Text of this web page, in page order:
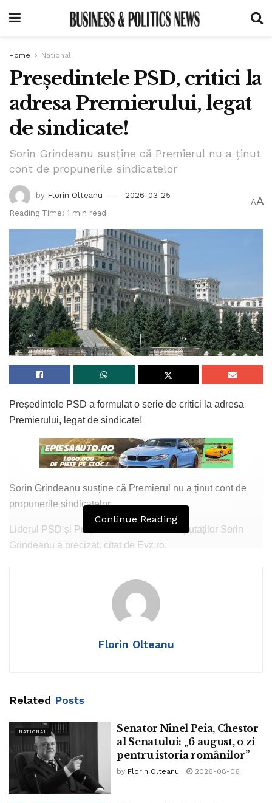
Home National
Președintele PSD, critici la
adresa Premierului, legat
de sindicate!
Sorin Grindeanu susține că Premierul nu a ținut
cont de propunerile sindicatelor
by Florin Olteanu
2026-03-25
Reading Time: 1 min read
AA
Președintele PSD a formulat o serie de critici la adresa
Premierului, legat de sindicate!
Sorin Grindeanu susține că Premierul nu a ținut cont de
propunerile sindicatelor
Liderul PSD și Președintele Camerei Deputaților Sorin
Grindeanu a precizat, citat de Evz.ro:
întâlnirea pe care am avut-o astăzi la Parlament, este lipsa
dialogului real cu premierul Bolojan. Liderii principalelor
confederaţii sindicale mi-au transmis acest lucru în termenii
fost pur formale, iar premierul nu a ţinut cont de niciuna
Continue Reading
Florin Olteanu
Related Posts
NATIONAL
Senator Ninel Peia, Chestor
al Senatului: „6 august, o zi
pentru istoria românilor”
by Florin Olteanu 2026-08-06